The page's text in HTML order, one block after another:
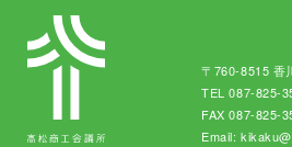
〒760-8515 香
TEL087-825-
FAX 087-825-
Email: